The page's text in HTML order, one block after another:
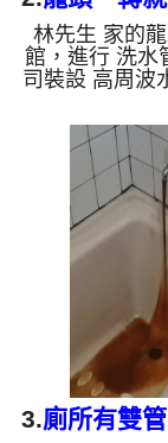
林先生 家的
館，進行 洗水
司裝設 高周波
了約15分，開
開始就洗出髒
龍頭流出，兩
了。 如是自
堆積，洗出
錳，管壁上會
樣黑，有些洗
3.廁所有雙